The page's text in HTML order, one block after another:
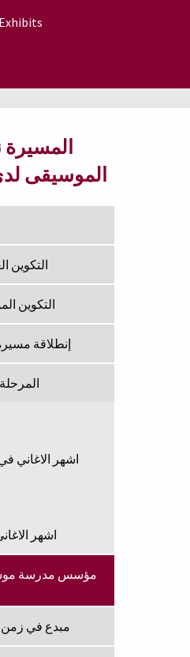
المسيرة
الموسيقى
التكوين
التكوين
إنطلاقة مسيرة
المرحلة
اشهر الاغاني
اشهر
مبدع في زمن الحرب